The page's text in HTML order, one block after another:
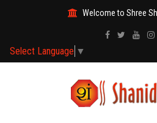
Welcome to Shree
Select Language ▼